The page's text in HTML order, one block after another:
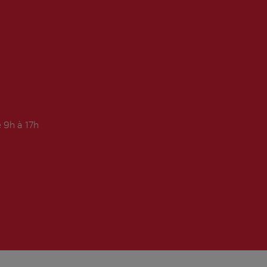
à 17h